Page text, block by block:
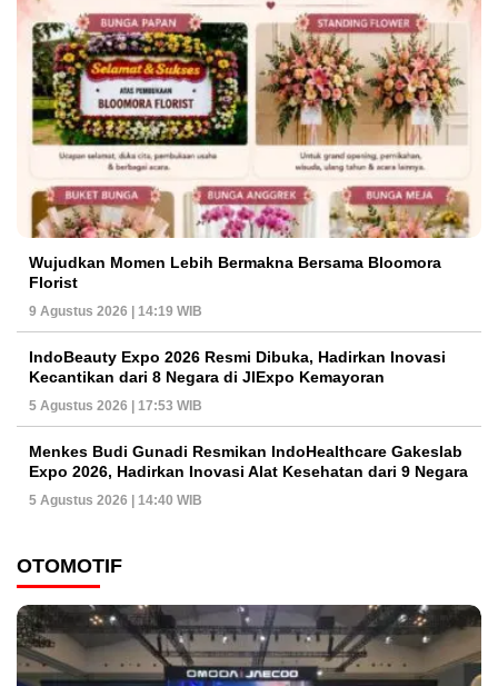
Wujudkan Momen Lebih Bermakna Bersama Bloomora
Florist
9 Agustus 2026 | 14:19 WIB
IndoBeauty Expo 2026 Resmi Dibuka, Hadirkan Inovasi
Kecantikan dari 8 Negara di JIExpo Kemayoran
5 Agustus 2026 | 17:53 WIB
Menkes Budi Gunadi Resmikan IndoHealthcare Gakeslab
Expo 2026, Hadirkan Inovasi Alat Kesehatan dari 9 Negara
5 Agustus 2026 | 14:40 WIB
OTOMOTIF